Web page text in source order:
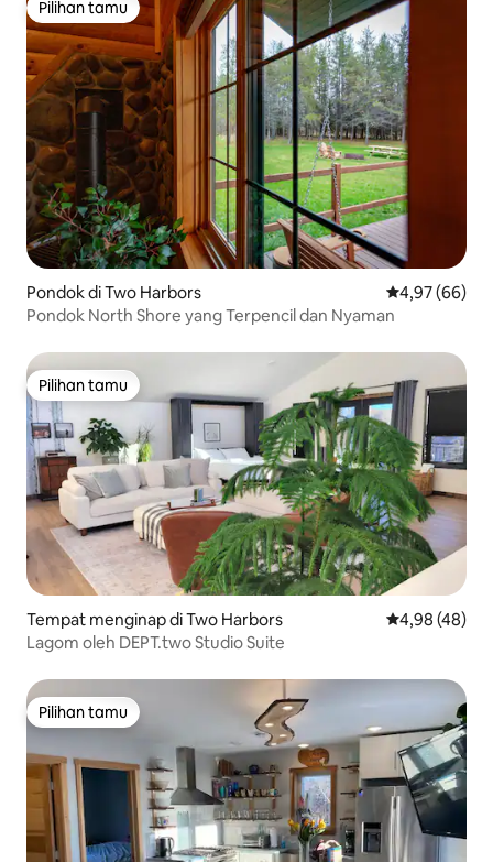
Pilihan tamu
Pilihan tamu
Pondok di Two Harbors Nilai rata-rata
4,97 (66)
Pondok North Shore yang Terpencil dan Nyaman
Pilihan tamu
Pilihan tamu
Tempat menginap di Two Harbors Nilai rata-rata
4,98 (48)
Lagom oleh DEPT.two Studio Suite
Pilihan tamu
Pilihan tamu